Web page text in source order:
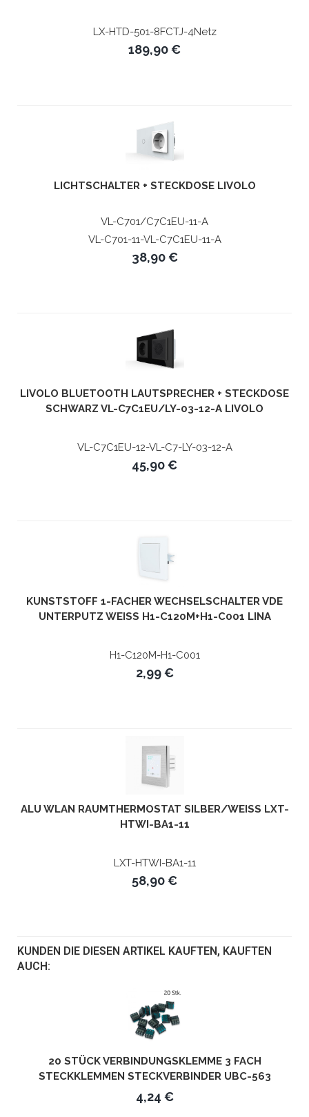
LX-HTD-501-8FCTJ-4Netz
189,90 €
LICHTSCHALTER + STECKDOSE LIVOLO
VL-C701/C7C1EU-11-A
VL-C701-11-VL-C7C1EU-11-A
38,90 €
LIVOLO BLUETOOTH LAUTSPRECHER + STECKDOSE
SCHWARZ VL-C7C1EU/LY-03-12-A LIVOLO
VL-C7C1EU-12-VL-C7-LY-03-12-A
45,90 €
KUNSTSTOFF 1-FACHER WECHSELSCHALTER VDE
UNTERPUTZ WEISS H1-C120M+H1-C001 LINA
H1-C120M-H1-C001
2,99 €
ALU WLAN RAUMTHERMOSTAT SILBER/WEISS LXT-H
TWI-BA1-11
LXT-HTWI-BA1-11
58,90 €
KUNDEN DIE DIESEN ARTIKEL KAUFTEN, KAUFTEN
AUCH:
20 STÜCK VERBINDUNGSKLEMME 3 FACH
STECKKLEMMEN STECKVERBINDER UBC-563
4,24 €